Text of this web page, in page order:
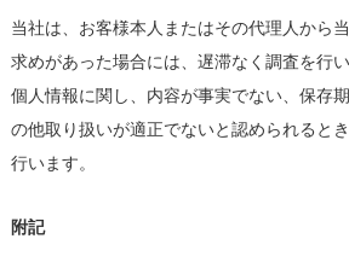
当社は、お客様本人またはその代理人から
求めがあった場合には、遅滞なく調査を行
個人情報に関し、内容が事実でない、保存
の他取り扱いが適正でないと認められると
行います。
附記